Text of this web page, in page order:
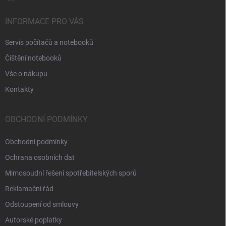
INFORMACE PRO VÁS
Servis počítačů a notebooků
Čištění notebooků
Vše o nákupu
Kontakty
OBCHODNÍ PODMÍNKY
Obchodní podmínky
Ochrana osobních dat
Mimosoudní řešení spotřebitelských sporů
Reklamační řád
Odstoupení od smlouvy
Autorské poplatky